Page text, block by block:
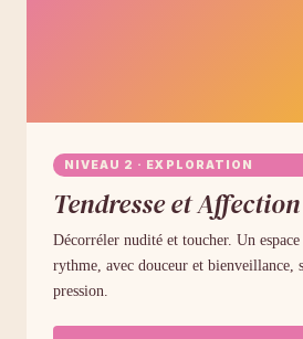
NIVEAU 2 · EXPLORATION
Tendresse et
Décorréler nudité et toucher. Un
rythme, avec douceur et bienveillance,
pression.